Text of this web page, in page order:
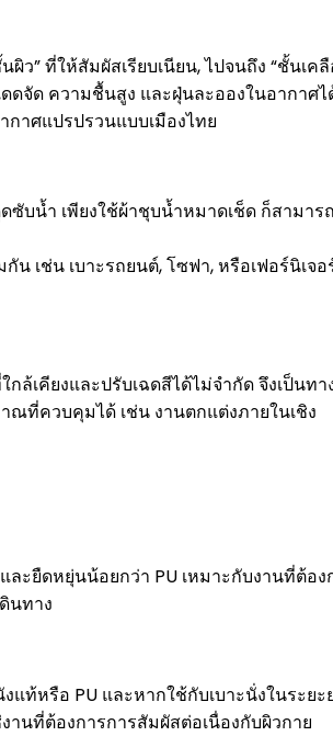
ว” ที่ให้สัมผัสเรียบเนียน, ไปจนถึง “ชั้นเคลื
จัด ความชื้นสูง และฝุ่นละอองในอากาศไ
กาศแปรปรวนแบบเมืองไทย
ซับน้ำ เพียงใช้ผ้าชุบน้ำหมาดเช็ด ก็สามาร
เช่น เบาะรถยนต์, โซฟา, หรือเฟอร์นิเจอ
ล้เคียงและปรับเฉดสีได้ไม่จำกัด จึงเป็นทา
ที่ควบคุมได้ เช่น งานตกแต่งภายในเชิง
ะยืดหยุ่นน้อยกว่า PU เหมาะกับงานที่ต้อง
นทาง
ท้หรือ PU และหากใช้กับเบาะนั่งในระยะ
นที่ต้องการการสัมผัสต่อเนื่องกับผิวกาย